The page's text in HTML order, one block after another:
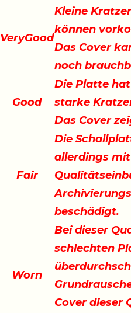
VeryGood
Kleine
können
Das Cover
noch
Good
Die Platte
starke
Das Cover
Fair
Die
allerdings
beschädigt.
Worn
Bei dieser
schlechten
Cover dieser